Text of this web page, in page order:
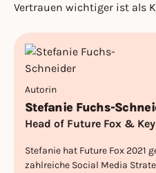
Vertrauen wichtiger ist als
Autorin
Stefanie Fuchs-
Head of Future Fox &
Stefanie hat Future Fox 2021
zahlreiche Social Media